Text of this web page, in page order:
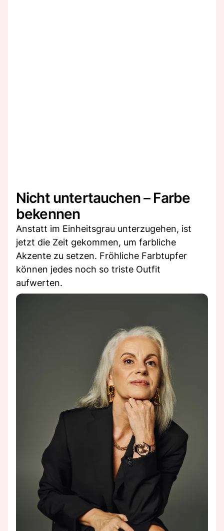
Nicht untertauchen – Farbe
bekennen
Anstatt im Einheitsgrau unterzugehen, ist
jetzt die Zeit gekommen, um farbliche
Akzente zu setzen. Fröhliche Farbtupfer
können jedes noch so triste Outfit
aufwerten.